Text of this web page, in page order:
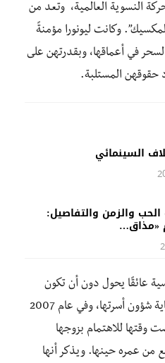
النسوية العالمية، وتعد من
وكانت ليونورا مؤمنةً
في أعماقها، وبقدرتهن على
حقوقهن المستلبة.
السينمائي
الحب والزمن والتفاصيل:
«مذاق…
عائقًا يحول دون أن تكون
زوجة وأما متوجهة بكليتها لرعاية شؤون أسرتها، وفي عام 2007
للاهتمام بزوجها
من عمره حينها. ويذكر أنها